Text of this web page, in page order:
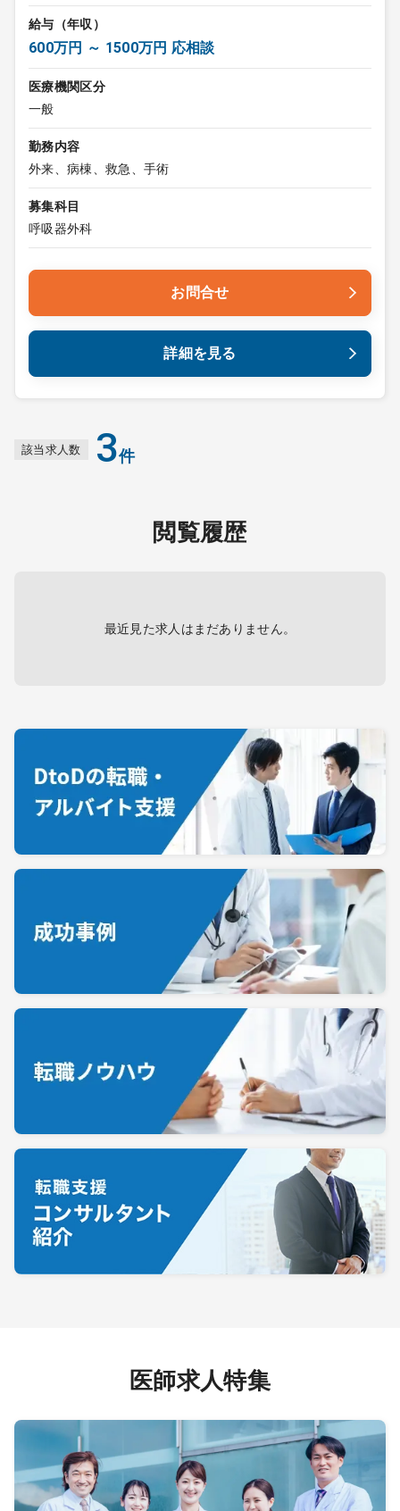
給与（年収）
600万円 ～ 1500万円 応相談
医療機関区分
一般
勤務内容
外来、病棟、救急、手術
募集科目
呼吸器外科
お問合せ
詳細を見る
該当求人数 3件
閲覧履歴
最近見た求人はまだありません。
医師求人特集